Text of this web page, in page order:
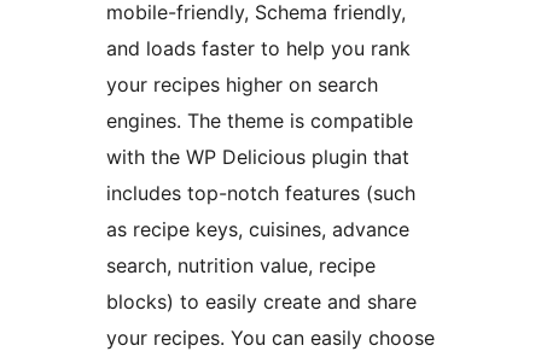
mobile-friendly, Schema friendly,
and loads faster to help you rank
your recipes higher on search
engines. The theme is compatible
with the WP Delicious plugin that
includes top-notch features (such
as recipe keys, cuisines, advance
search, nutrition value, recipe
blocks) to easily create and share
your recipes. You can easily choose